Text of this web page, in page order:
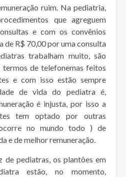
ruim. Na pediatria,
que agreguem
e com os convênios
de R$ 70,00 por uma consulta
trabalham muito, são
de telefonemas feitos
e com isso estão sempre
de vida do pediatra é,
é injusta, por isso a
tem optado por outras
no mundo todo ) de
e de melhor remuneração.
de pediatras, os plantões em
estão, no momento,